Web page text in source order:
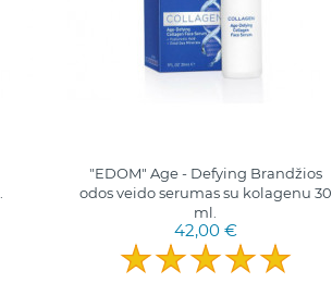
"EDOM" Age - Defying Brandžios
odos veido serumas su kolagenu 30
ml.
42,00 €